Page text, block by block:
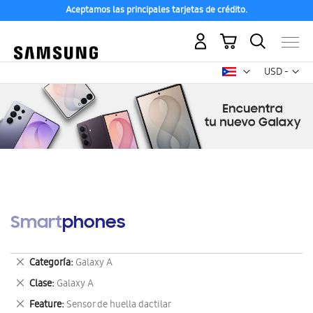
Aceptamos las principales tarjetas de crédito.
USD -
dólar
Mi carrito
Smartphones
Categoría Galaxy A
Eliminar
este
artículo
Clase Galaxy A
Eliminar
este
Feature Sensor de huella dactilar
Eliminar